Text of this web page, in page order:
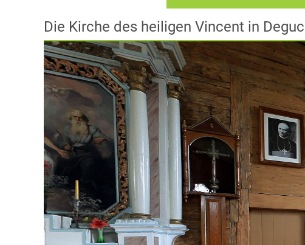
Die Kirche des heiligen Vincent in